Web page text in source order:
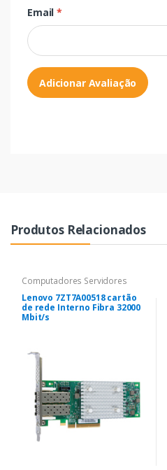
Email*
Adicionar Avaliação
Produtos Relacionados
Computadores Servidores
Lenovo 7ZT7A00518 cartão
de rede Interno Fibra 32000
Mbit/s